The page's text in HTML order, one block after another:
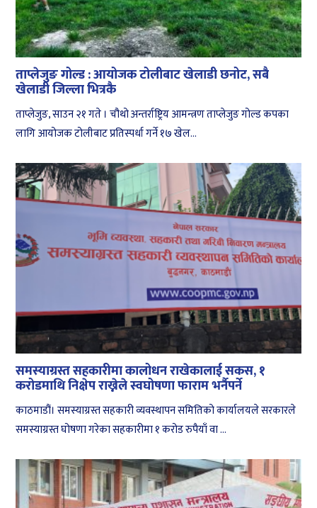
ताप्लेजुङ गोल्ड : आयोजक टोलीबाट खेलाडी छनोट, सबै
खेलाडी जिल्ला भित्रकै
ताप्लेजुङ, साउन २१ गते । चौथो अन्तर्राष्ट्रिय आमन्त्रण ताप्लेजुङ गोल्ड कपका
लागि आयोजक टोलीबाट प्रतिस्पर्धा गर्ने १७ खेल...
समस्याग्रस्त सहकारीमा कालोधन राखेकालाई सकस, १
करोडमाथि निक्षेप राख्नेले स्वघोषणा फाराम भर्नैपर्ने
काठमाडौं। समस्याग्रस्त सहकारी व्यवस्थापन समितिको कार्यालयले सरकारले
समस्याग्रस्त घोषणा गरेका सहकारीमा १ करोड रुपैयाँ वा ...